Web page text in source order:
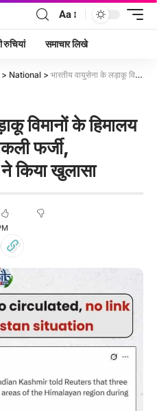
Aa
रुचियां समाचार लिखे
> National > भारतीय वायुसेना के लड़ाकू विमानों के हिमालय में क्रैश की अफवाह निकली फर्जी, #PIBFactCheck ने किया खुलासा
विमानों के हिमालय
फर्जी,
खुलासा